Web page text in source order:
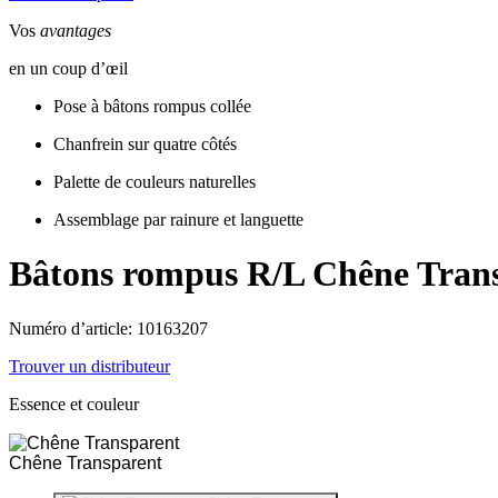
Vos avantages
en un coup d’œil
Pose à bâtons rompus collée
Chanfrein sur quatre côtés
Palette de couleurs naturelles
Assemblage par rainure et languette
Bâtons rompus R/LChêne
Numéro d’article: 10163207
Trouver un distributeur
Essence et couleur
Chêne Transparent